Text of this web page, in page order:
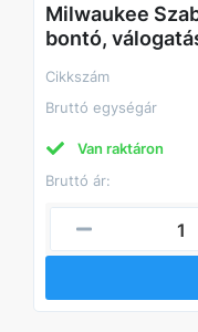
Milwaukee
bontó,
Cikkszám
Bruttó egységár
Van raktáron
Bruttó ár: